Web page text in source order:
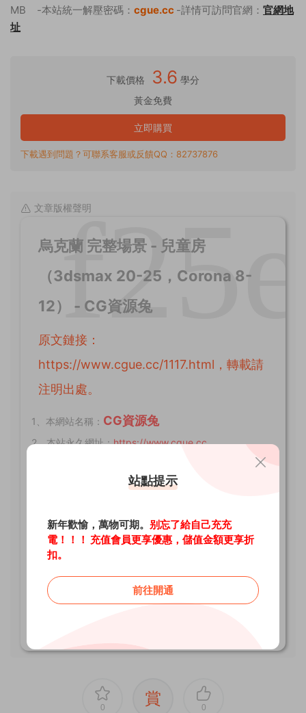
MB -本站統一解壓密碼： cgue.cc -詳情可訪問官網： 官網地
址
下載價格 3.6 學分
黃金免費
立即購買
下載遇到問題？可聯系客服或反饋QQ：82737876
文章版權聲明
烏克蘭 完整場景 - 兒童房
（3dsmax 20-25，Corona 8-
12） - CG資源兔
原文鏈接：
https://www.cgue.cc/1117.html，轉載請
注明出處。
1、本網站名稱： CG資源兔
2、本站永久網址：https://www.cgue.cc
3、本站頁面所标示價格是本站收集、整理該資料及運營
本網站所需費用等支出的适度酬勞。
源兔不擁有此類素材圖片的版權。
5、下載内容僅供學習交流，若使用商業用途，請購買正
版授權，否則産生的一切後果将由下載用戶自行承擔。
6、本站資源均來自公開網絡收集整理和用戶投稿，網站
所有者不承擔任何由于内容的合法性及健康性所引起的争
0 賞 0
站點提示
新年歡愉，萬物可期。 别忘了給自己充充
電！！！ 充值會員更享優惠，儲值金額更享折
扣。
前往開通